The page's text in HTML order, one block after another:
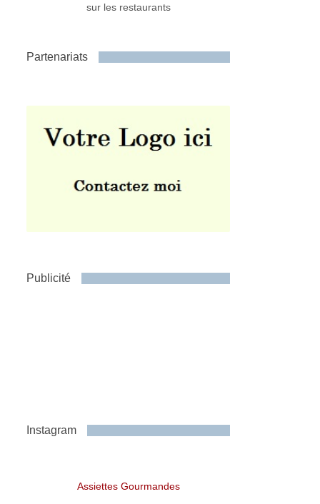
sur les restaurants
Partenariats
Publicité
Instagram
Assiettes Gourmandes